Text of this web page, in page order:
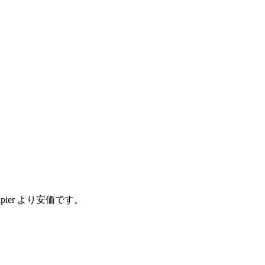
より安価です。